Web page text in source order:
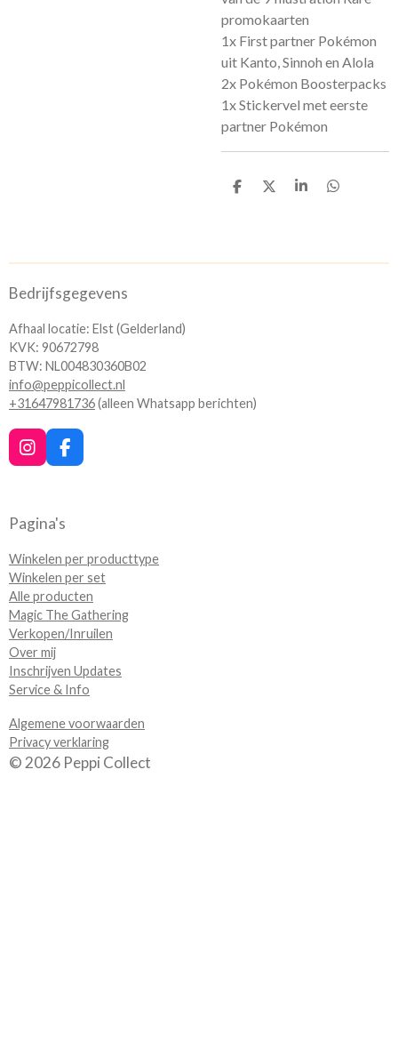
promokaarten
1x First partner Pokémon
uit Kanto, Sinnoh en Alola
2x Pokémon Boosterpacks
1x Stickervel met eerste
partner Pokémon
D
D
S
D
Bedrijfsgegevens
Afhaal locatie: Elst (Gelderland)
KVK: 90672798
BTW: NL004830360B02
info@peppicollect.nl
+31647981736(alleen Whatsapp berichten)
I
n
a
r
a
m
F
a
b
o
k
Pagina's
Winkelen per producttype
Winkelen per set
Alle producten
Magic The Gathering
Verkopen/Inruilen
Over mij
Inschrijven Updates
Service & Info
Algemene voorwaarden
Privacy verklaring
© 2026 Peppi Collect